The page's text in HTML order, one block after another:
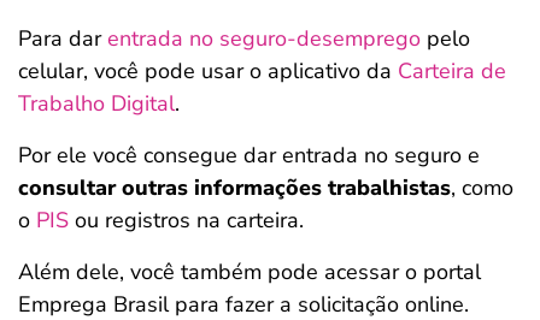
Para darentrada no seguro-desemprego pelo
celular, você pode usar o aplicativo da Carteira de
Trabalho Digital.
Por ele você consegue dar entrada no seguro e
consultar outras informações trabalhistas, como
o PIS ou registros na carteira.
Além dele, você também pode acessar o portal
Emprega Brasil para fazer a solicitação online.